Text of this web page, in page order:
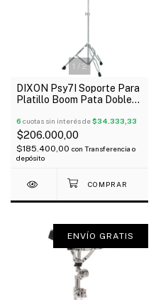
1 / 2
DIXON Psy7I Soporte Para
Platillo Boom Pata Doble
6 cuotas sin interés de$34.333,33
$206.000,00
$185.400,00 con Transferencia o
depósito
ENVÍO GRATIS